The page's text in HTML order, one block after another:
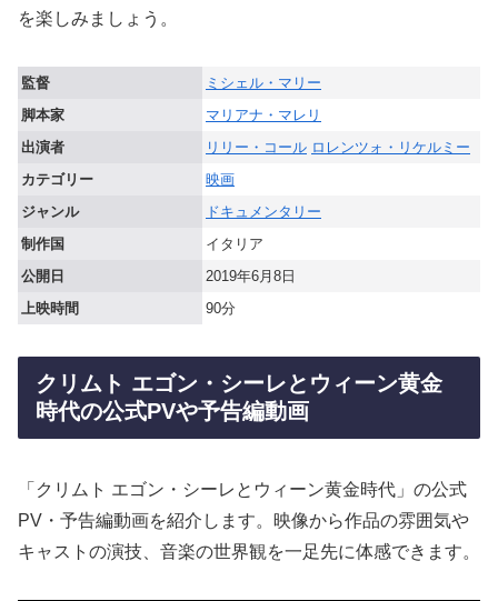
を楽しみましょう。
監督
ミシェル・マリー
脚本家
マリアナ・マレリ
出演者
リリー・コール ロレンツォ・リケルミー
カテゴリー
映画
ジャンル
ドキュメンタリー
制作国
イタリア
公開日
2019年6月8日
上映時間
90分
クリムト エゴン・シーレとウィーン黄金
時代の公式PVや予告編動画
「クリムト エゴン・シーレとウィーン黄金時代」の公式
PV・予告編動画を紹介します。映像から作品の雰囲気や
キャストの演技、音楽の世界観を一足先に体感できます。